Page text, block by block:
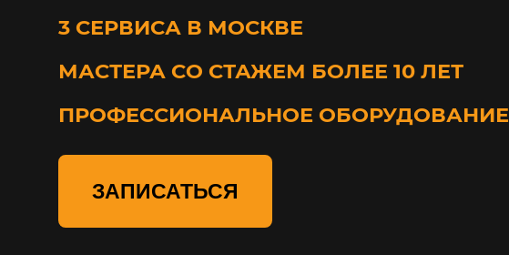
3 СЕРВИСА В МОСКВЕ
МАСТЕРА СО СТАЖЕМ БОЛЕЕ 10 ЛЕТ
ПРОФЕССИОНАЛЬНОЕ ОБОРУДОВАНИЕ
ЗАПИСАТЬСЯ